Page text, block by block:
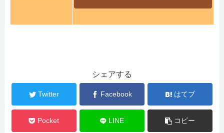
シェアする
Twitter Facebook はてブ
Pocket LINE コピー